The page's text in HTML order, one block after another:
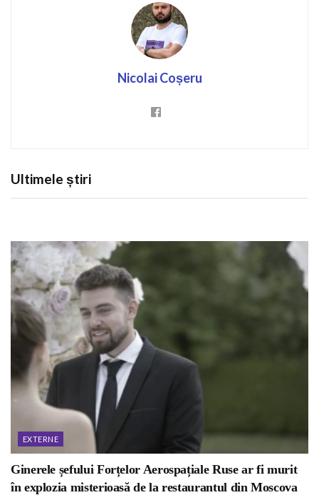
Nicolai Coșeru
Ultimele știri
EXTERNE
Ginerele șefului Forțelor Aerospațiale Ruse ar fi murit
în explozia misterioasă de la restaurantul din Moscova